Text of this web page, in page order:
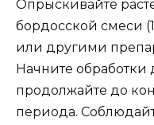
Опрыскивайте
бордосской смеси
или другими
Начните обработки
продолжайте до
периода.